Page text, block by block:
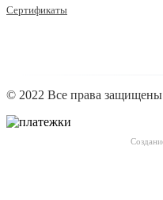
Сертификаты
© 2022 Все права